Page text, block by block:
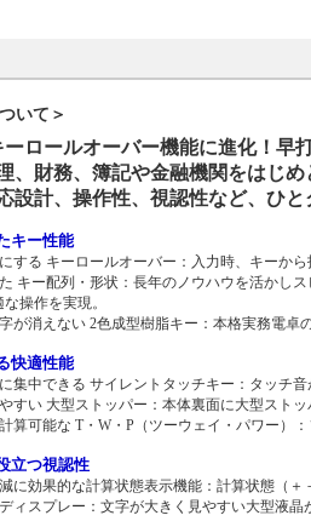
いて＞
ロールオーバー機能に進化！早
、財務、簿記や金融機関をはじめ
設計、操作性、視認性など、ひ
キー性能
する キーロールオーバー：入力時、キーか
キー配列・形状：長年のノウハウを活かし
操作を実現。
が消えない 2色成型樹脂キー：本格実務電卓
快適性能
集中できる サイレントタッチキー：タッチ
すい 大型ストッパー：本体裏面に大型スト
算可能な T・W・P（ツーウェイ・パワー）
立つ視認性
に効果的な計算状態表示機能：計算状態（＋
ィスプレー：文字が大きく見やすい大型液晶